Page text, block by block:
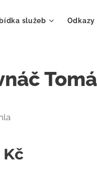
služeb Odkazy
Kč